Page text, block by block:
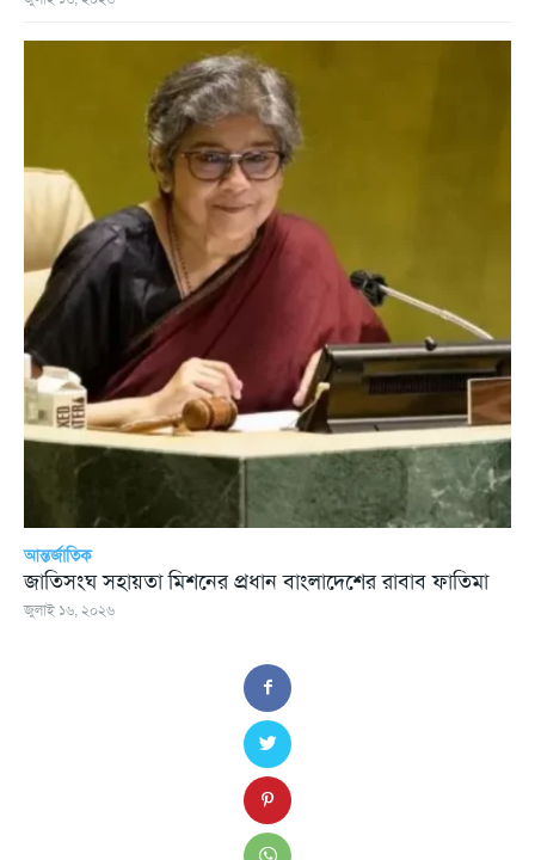
আন্তর্জাতিক
জাতিসংঘ সহায়তা মিশনের প্রধান বাংলাদেশের রাবাব ফাতিমা
জুলাই ১৬, ২০২৬